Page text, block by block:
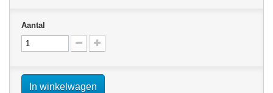
Aantal
In winkelwagen